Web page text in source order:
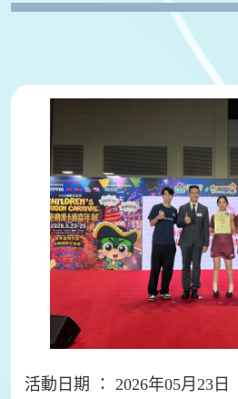
活動日期 ： 2026年05月23日